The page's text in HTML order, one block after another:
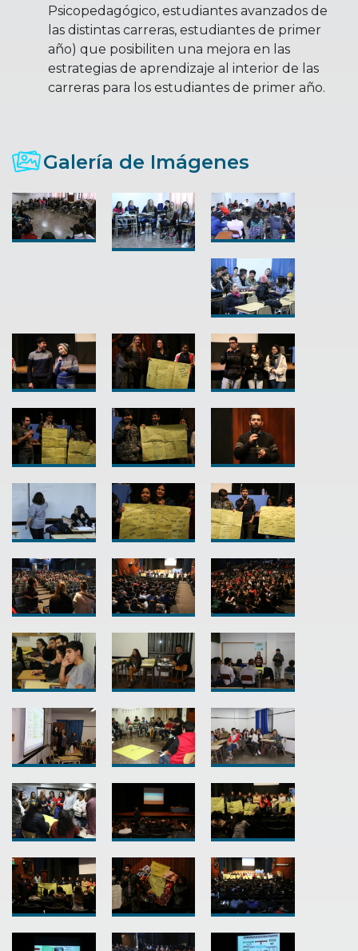
Psicopedagógico, estudiantes avanzados de
las distintas carreras, estudiantes de primer
año) que posibiliten una mejora en las
estrategias de aprendizaje al interior de las
carreras para los estudiantes de primer año.
Galería de Imágenes